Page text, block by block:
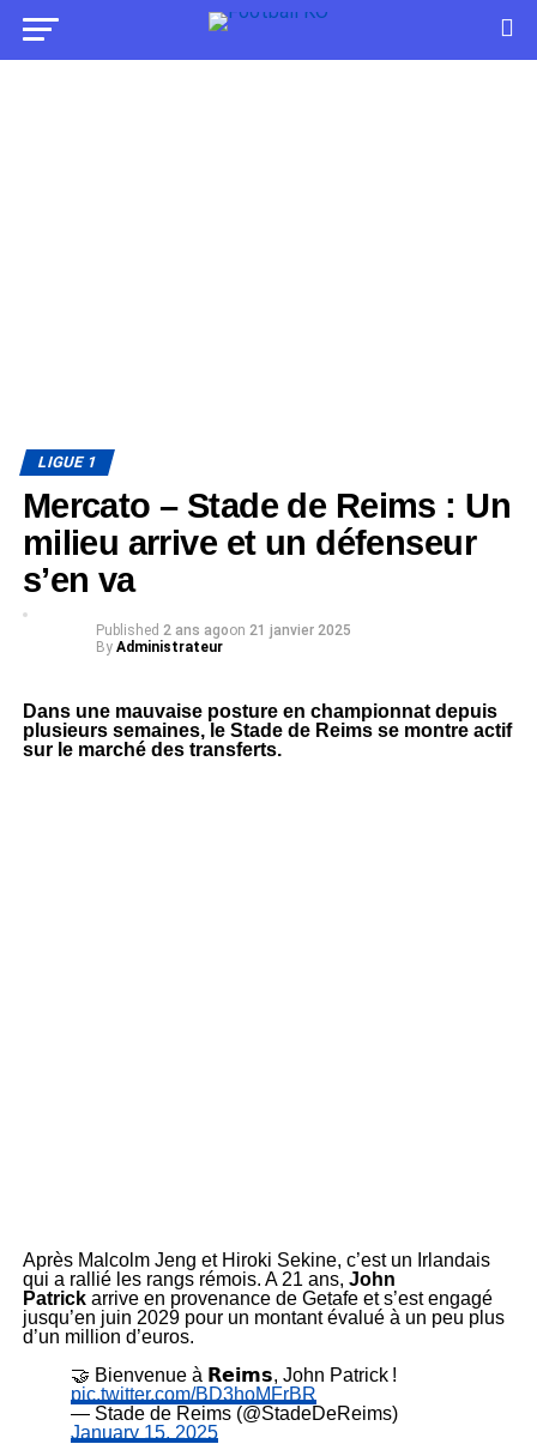
LIGUE 1
Mercato – Stade de Reims : Un
milieu arrive et un défenseur
s’en va
Published 2 ans agoon 21 janvier 2025
By Administrateur
Dans une mauvaise posture en championnat depuis
plusieurs semaines, le Stade de Reims se montre actif
sur le marché des transferts.
Après Malcolm Jeng et Hiroki Sekine, c’est un Irlandais
qui a rallié les rangs rémois. A 21 ans, John
Patrick arrive en provenance de Getafe et s’est engagé
jusqu’en juin 2029 pour un montant évalué à un peu plus
d’un million d’euros.
🤝 Bienvenue à 𝗥𝗲𝗶𝗺𝘀, John Patrick !
pic.twitter.com/BD3hoMFrBR
— Stade de Reims (@StadeDeReims)
January 15, 2025